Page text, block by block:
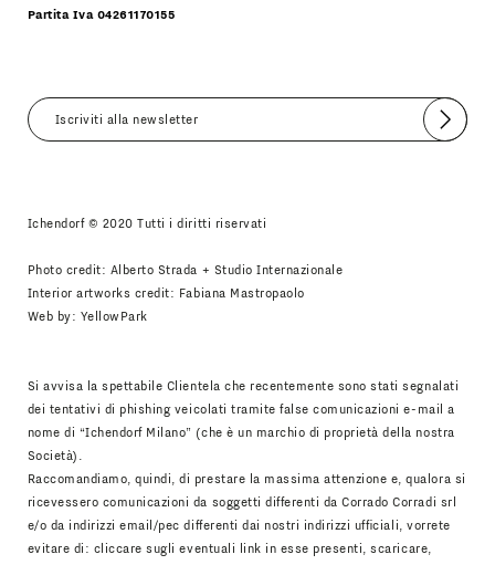
Partita Iva 04261170155
Invia
Ichendorf © 2020 Tutti i diritti riservati
Photo credit: Alberto Strada + Studio Internazionale
Interior artworks credit: Fabiana Mastropaolo
Web by: YellowPark
Si avvisa la spettabile Clientela che recentemente sono stati segnalati
dei tentativi di phishing veicolati tramite false comunicazioni e-mail a
nome di “Ichendorf Milano” (che è un marchio di proprietà della nostra
Società).
Raccomandiamo, quindi, di prestare la massima attenzione e, qualora si
ricevessero comunicazioni da soggetti differenti da Corrado Corradi srl
e/o da indirizzi email/pec differenti dai nostri indirizzi ufficiali, vorrete
evitare di: cliccare sugli eventuali link in esse presenti, scaricare,